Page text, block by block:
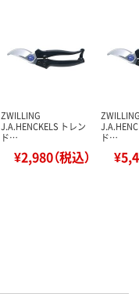
ZWILLING
J.A.HENCKELS トレン
ド…
¥2,980（税込）
ド…